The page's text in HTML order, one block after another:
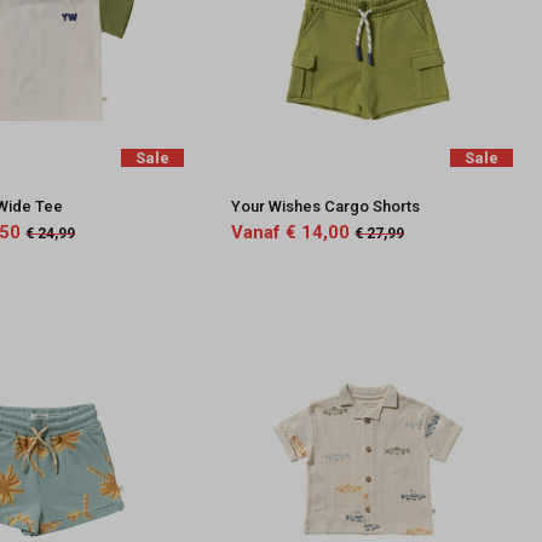
Sale
Tee
€ 24,99
Sale
Your Wishes Cargo Shorts
Vanaf € 14,00 € 27,99